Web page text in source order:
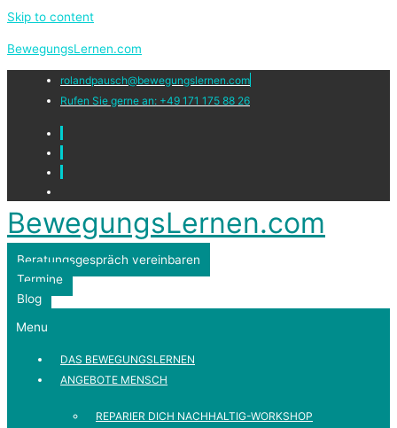
Skip to content
BewegungsLernen.com
rolandpausch@bewegungslernen.com
Rufen Sie gerne an: +49 171 175 88 26
BewegungsLernen.com
Beratungsgespräch vereinbaren
Termine
Blog
Menu
DAS BEWEGUNGSLERNEN
ANGEBOTE MENSCH
REPARIER DICH NACHHALTIG-WORKSHOP